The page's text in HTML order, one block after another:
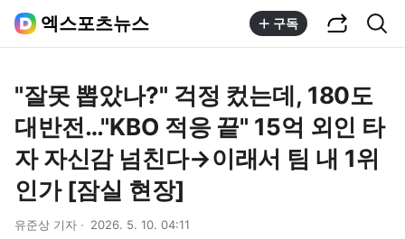
엑스포츠뉴스 구독
"잘못 뽑았나?" 걱정 컸는데, 180도
대반전…"KBO 적응 끝" 15억 외인 타
자 자신감 넘친다→이래서 팀 내 1위
인가 [잠실 현장]
유준상 기자 2026. 5. 10. 04:11